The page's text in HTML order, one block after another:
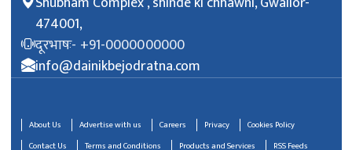
474001,
दूरभाषः- +91-0000000000
info@dainikbejodratna.com
About Us Advertise with us Careers Privacy
Cookies Policy
Contact Us
Terms and Conditions Products and Services RSS Feeds